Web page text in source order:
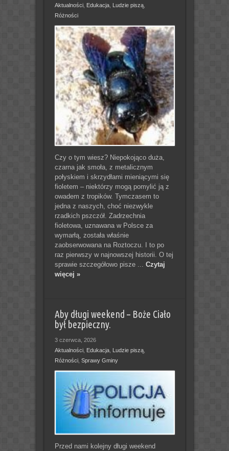
Aktualności, Edukacja, Ludzie piszą,
Różności
Czy o tym wiesz? Niepokojąco duża,
czarna jak smoła, z metalicznym
połyskiem i skrzydłami mieniącymi się
fioletem – niektórzy mogą pomylić ją z
owadem z tropików. Tymczasem to
jedna z naszych, choć niezwykle
rzadkich pszczół. Zadrzechnia
fioletowa, uznawana w Polsce za
wymarłą, została właśnie
zaobserwowana na Roztoczu. I to po
raz pierwszy w najnowszej historii. O tej
sprawie szczegółowo pisze ... Czytaj
więcej »
Aby długi weekend – Boże Ciało
był bezpieczny.
3 czerwca, 2026
Aktualności, Edukacja, Ludzie piszą,
Różności, Sprawy Gminy
Przed nami kolejny długi weekend